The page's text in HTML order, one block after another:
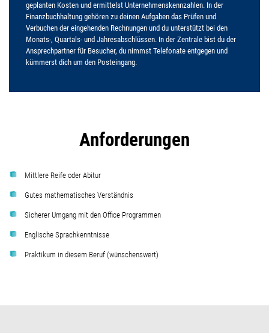
geplanten Kosten und ermittelst Unternehmenskennzahlen. In der
Finanzbuchhaltung gehören zu deinen Aufgaben das Prüfen und
Verbuchen der eingehenden Rechnungen und du unterstützt bei den
Monats-, Quartals- und Jahresabschlüssen. In der Zentrale bist du der
Ansprechpartner für Besucher, du nimmst Telefonate entgegen und
kümmerst dich um den Posteingang.
Anforderungen
Mittlere Reife oder Abitur
Gutes mathematisches Verständnis
Sicherer Umgang mit den Office Programmen
Englische Sprachkenntnisse
Praktikum in diesem Beruf (wünschenswert)